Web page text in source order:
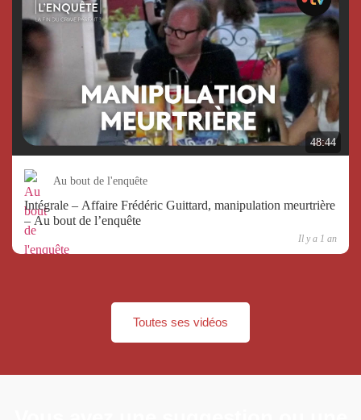
48:44
Au bout de l'enquête
Intégrale – Affaire Frédéric Guittard, manipulation meurtrière
– Au bout de l’enquête
Il y a 1 an
Toutes ses vidéos